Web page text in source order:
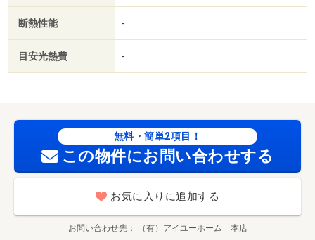
断熱性能 -
目安光熱費 -
無料・簡単2項目！
この物件にお問い合わせする
お気に入りに追加する
お問い合わせ先 （有）アイユーホーム 本店